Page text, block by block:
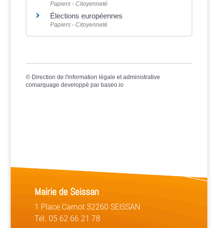
Papiers - Citoyenneté
Élections européennes
Papiers - Citoyenneté
© Direction de l'information légale et administrative
comarquage developpé par baseo.io
Mairie de Seissan
1 Place Carnot 32260 SEISSAN
Tél. 05 62 66 21 78